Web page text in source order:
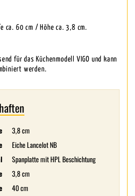
ca. 60 cm / Höhe ca. 3,8 cm.
für das Küchenmodell VIGO und kann
werden.
3,8 cm
Eiche Lancelot NB
Spanplatte mit HPL Beschichtung
3,8 cm
40 cm